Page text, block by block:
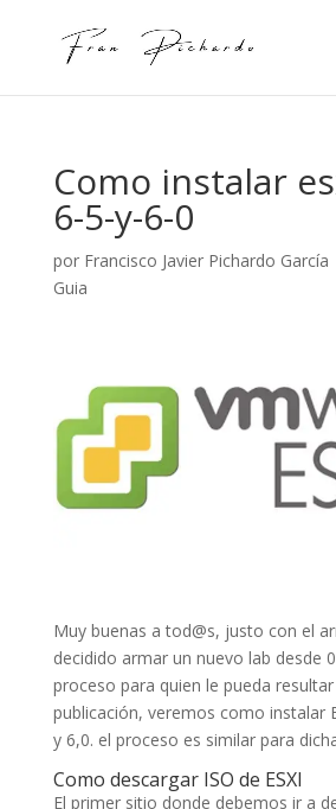
Como instalar
6-5-y-6-0
por Francisco Javier Pichardo García
Guia
Muy buenas a tod@s, justo con el
decidido armar un nuevo lab desde
proceso para quien le pueda
publicación, veremos como instalar
y 6,0. el proceso es similar para
Como descargar ISO de ESXI
El primer sitio donde debemos ir a